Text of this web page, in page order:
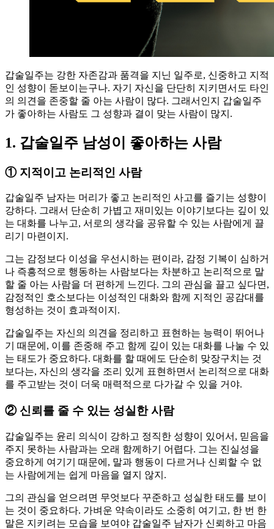
갑술일주는 강한 자존감과 품격을 지닌 일주로, 신중하고 지적
인 성향이 돋보이는구나. 자기 자신을 단단히 지키면서도 타인
의 의견을 존중할 줄 아는 사람이 많다. 그래서인지 갑술일주
가 좋아하는 사람도 그 성향과 결이 맞는 사람이 많지.
1. 갑술일주 남성이 좋아하는 사람
① 지적이고 논리적인 사람
갑술일주 남자는 머리가 좋고 논리적인 사고를 즐기는 성향이
강하다. 그래서 단순히 가볍고 재미있는 이야기보다는 깊이 있
는 대화를 나누고, 서로의 생각을 공유할 수 있는 사람에게 끌
리기 마련이지.
그는 감정보다 이성을 우선시하는 편이라, 감정 기복이 심하거
나 즉흥적으로 행동하는 사람보다는 차분하고 논리적으로 말
할 줄 아는 사람을 더 편하게 느낀다. 그의 관심을 끌고 싶다면,
감정적인 호소보다는 이성적인 대화와 함께 지적인 공감대를
형성하는 것이 효과적이지.
갑술일주는 자신의 의견을 정리하고 표현하는 능력이 뛰어나
기 때문에, 이를 존중해 주고 함께 깊이 있는 대화를 나눌 수 있
는 태도가 중요하다. 대화를 할 때에도 단순히 맞장구치는 것
보다는, 자신의 생각을 조리 있게 표현하면서 논리적으로 대화
를 주고받는 것이 더욱 매력적으로 다가갈 수 있을 거야.
②신뢰를 줄 수 있는 성실한 사람
갑술일주는 윤리 의식이 강하고 정직한 성향이 있어서, 믿음을
주지 못하는 사람과는 오래 함께하기 어렵다. 그는 진실성을
중요하게 여기기 때문에, 말과 행동이 다르거나 신뢰할 수 없
는 사람에게는 쉽게 마음을 열지 않지.
그의 관심을 얻으려면 무엇보다 꾸준하고 성실한 태도를 보이
는 것이 중요하다. 가벼운 약속이라도 소중히 여기고, 한 번 한
말은 지키려는 모습을 보여야 갑술일주 남자가 신뢰하고 마음